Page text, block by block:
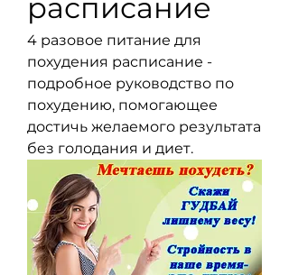
расписание
4 разовое питание для
похудения расписание -
подробное руководство по
похудению, помогающее
достичь желаемого результата
без голодания и диет.